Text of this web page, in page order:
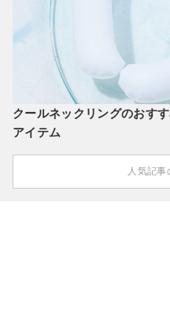
クールネックリングのおす
アイテム
人気記事